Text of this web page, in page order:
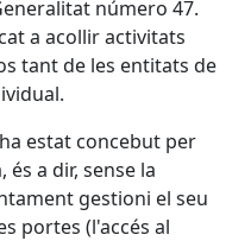
número 47.
a acollir activitats
tant de les entitats de
estat concebut per
a dir, sense la
gestioni el seu
portes (l'accés al